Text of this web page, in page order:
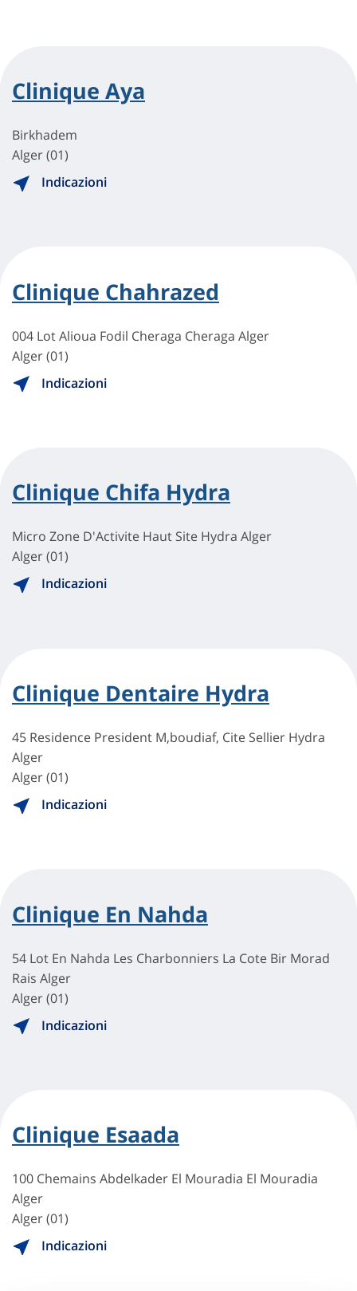
Clinique Aya
Birkhadem
Alger (01)
Indicazioni
Clinique Chahrazed
004 Lot Alioua Fodil Cheraga Cheraga Alger
Alger (01)
Indicazioni
Clinique Chifa Hydra
Micro Zone D'Activite Haut Site Hydra Alger
Alger (01)
Indicazioni
Clinique Dentaire Hydra
45 Residence President M,boudiaf, Cite Sellier Hydra
Alger
Alger (01)
Indicazioni
Clinique En Nahda
54 Lot En Nahda Les Charbonniers La Cote Bir Morad
Rais Alger
Alger (01)
Indicazioni
Clinique Esaada
100 Chemains Abdelkader El Mouradia El Mouradia
Alger
Alger (01)
Indicazioni